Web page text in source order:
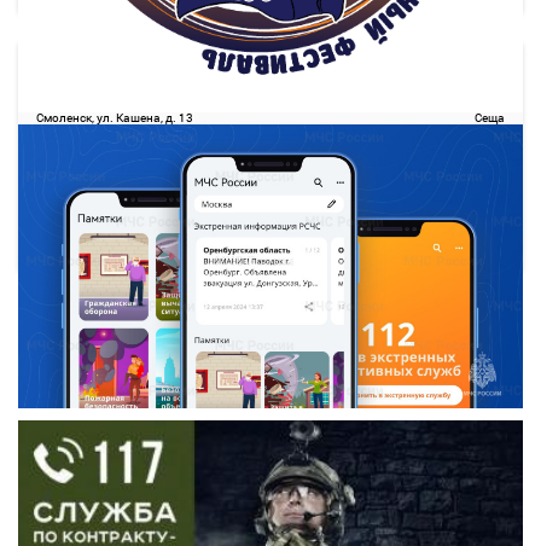
Смоленск, ул. Кашена, д. 13
3 ч. 10 м
Сеща
Детали рейса
Подробнее
о маршруте
752.21
Выбрать